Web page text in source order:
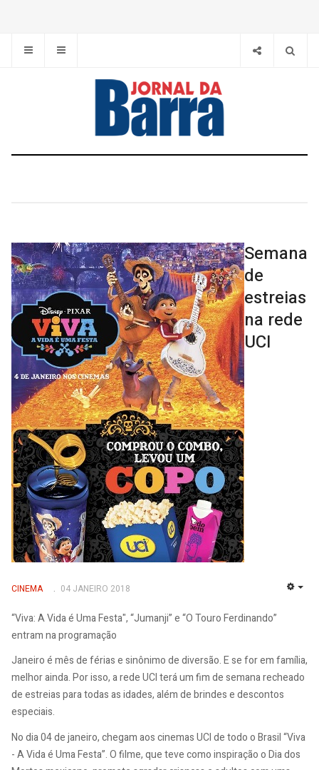
Semana
de
estreias
na rede
UCI
CINEMA 04 JANEIRO 2018
“Viva: A Vida é Uma Festa", “Jumanji” e “O Touro Ferdinando”
entram na programação
Janeiro é mês de férias e sinônimo de diversão. E se for em família,
melhor ainda. Por isso, a rede UCI terá um fim de semana recheado
de estreias para todas as idades, além de brindes e descontos
especiais.
No dia 04 de janeiro, chegam aos cinemas UCI de todo o Brasil “Viva
- A Vida é Uma Festa”. O filme, que teve como inspiração o Dia dos